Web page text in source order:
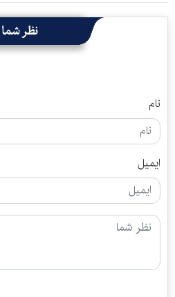
نظر شما
نام
ایمیل